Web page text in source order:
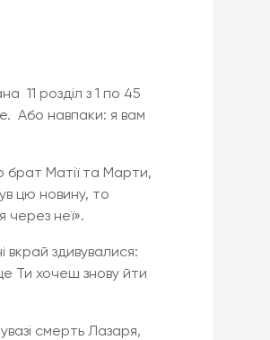
11 розділ з 1 по 45
Або навпаки: я вам
брат Матії та Марти,
цю новину, то
через неї».
вкрай здивувалися:
Ти хочеш знову йти
смерть Лазаря,